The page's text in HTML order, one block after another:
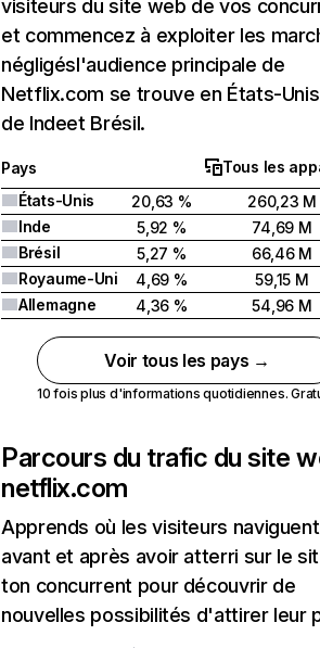
visiteurs du site web de vos
et commencez à exploiter les
négligésl'audience principale de
Netflix.com se trouve en États-
de Indeet Brésil.
Pays
Tous les
États-Unis
20,63 %
260,23 M
Inde
5,92 %
74,69 M
Brésil
5,27 %
66,46 M
Royaume-Uni
4,69 %
59,15 M
Allemagne
4,36 % 54,96 M
Voir tous les pays →
10 fois plus d'informations quotidiennes.
Parcours du trafic du site
netflix.com
Apprends où les visiteurs naviguent
avant et après avoir atterri sur le
ton concurrent pour découvrir de
nouvelles possibilités d'attirer leur